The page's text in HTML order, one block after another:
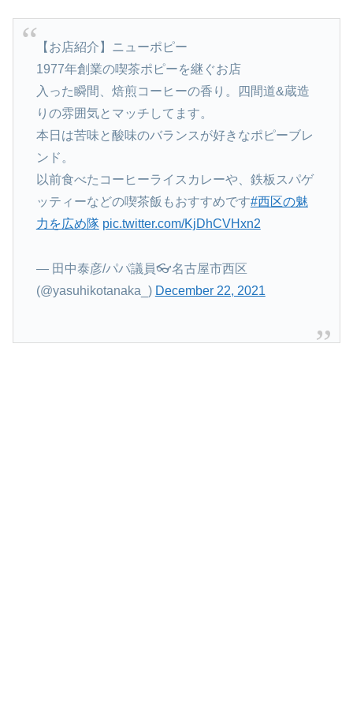
【お店紹介】ニューポピー
1977年創業の喫茶ポピーを継ぐお店
入った瞬間、焙煎コーヒーの香り。四間道&蔵造
りの雰囲気とマッチしてます。
本日は苦味と酸味のバランスが好きなポピーブレ
ンド。
以前食べたコーヒーライスカレーや、鉄板スパゲ
ッティーなどの喫茶飯もおすすめです#西区の魅
力を広め隊 pic.twitter.com/KjDhCVHxn2
— 田中泰彦/パパ議員👓名古屋市西区
(@yasuhikotanaka_) December 22, 2021